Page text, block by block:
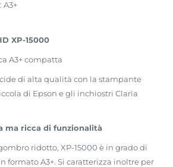
A3+
XP-15000
A3+ compatta
di alta qualità con la stampante
di Epson e gli inchiostri Claria
ma ricca di funzionalità
ridotto, XP-15000 è in grado di
formato A3+. Si caratterizza inoltre per